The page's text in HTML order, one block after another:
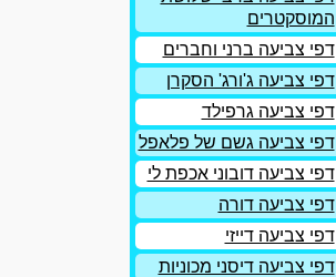
המוסקטרים
דפי צביעה ברני וחברים
דפי צביעה ג'ורג' הסקרן
דפי צביעה גרפילד
דפי צביעה גשם של פלאפל
דפי צביעה דובוני אכפת לי
דפי צביעה דורה
דפי צביעה דייזי
דפי צביעה דיסני מכוניות